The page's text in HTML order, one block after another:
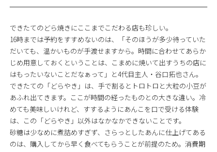
できたてのどら焼きにここまでこだわる店も珍しい。
16時までは予約をすすめないのは、「そのほうが多少待っていた
だいても、温かいものが手渡せますから。時間に合わせてあらか
じめ用意しておくということは、こまめに焼いて出すうちの店に
はもったいないことだなぁって」と4代目主人・谷口拓也さん。
できたての「どらやき」は、手で割るとトロトロと大粒の小豆が
あふれ出てきます。ここが時間の経ったものとの大きな違い。冷
めても美味しいけれど、すするようにあんこを口で受ける体験
は、この「どらやき」以外はなかなかできないことです。
砂糖は少なめに煮詰めすぎず、さらっとしたあんに仕上げてある
のは、購入してから早く食べてもらうことが前提のため。消費期